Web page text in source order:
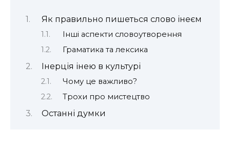
Як правильно пишеться слово інеєм
Інші аспекти словоутворення
Граматика та лексика
Інерція інею в культурі
Чому це важливо?
Трохи про мистецтво
Останні думки